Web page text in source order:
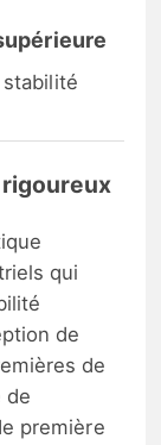
stabilité
qui
de
de
de
première